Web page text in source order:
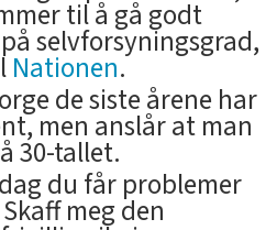
til å gå godt
selvforsyningsgrad,
Nationen.
de siste årene har
men anslår at man
30-tallet.
du får problemer
meg den